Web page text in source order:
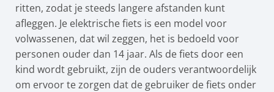
ritten, zodat je steeds langere afstanden kunt
afleggen. Je elektrische fiets is een model voor
volwassenen, dat wil zeggen, het is bedoeld voor
personen ouder dan 14 jaar. Als de fiets door een
kind wordt gebruikt, zijn de ouders verantwoordelijk
om ervoor te zorgen dat de gebruiker de fiets onder